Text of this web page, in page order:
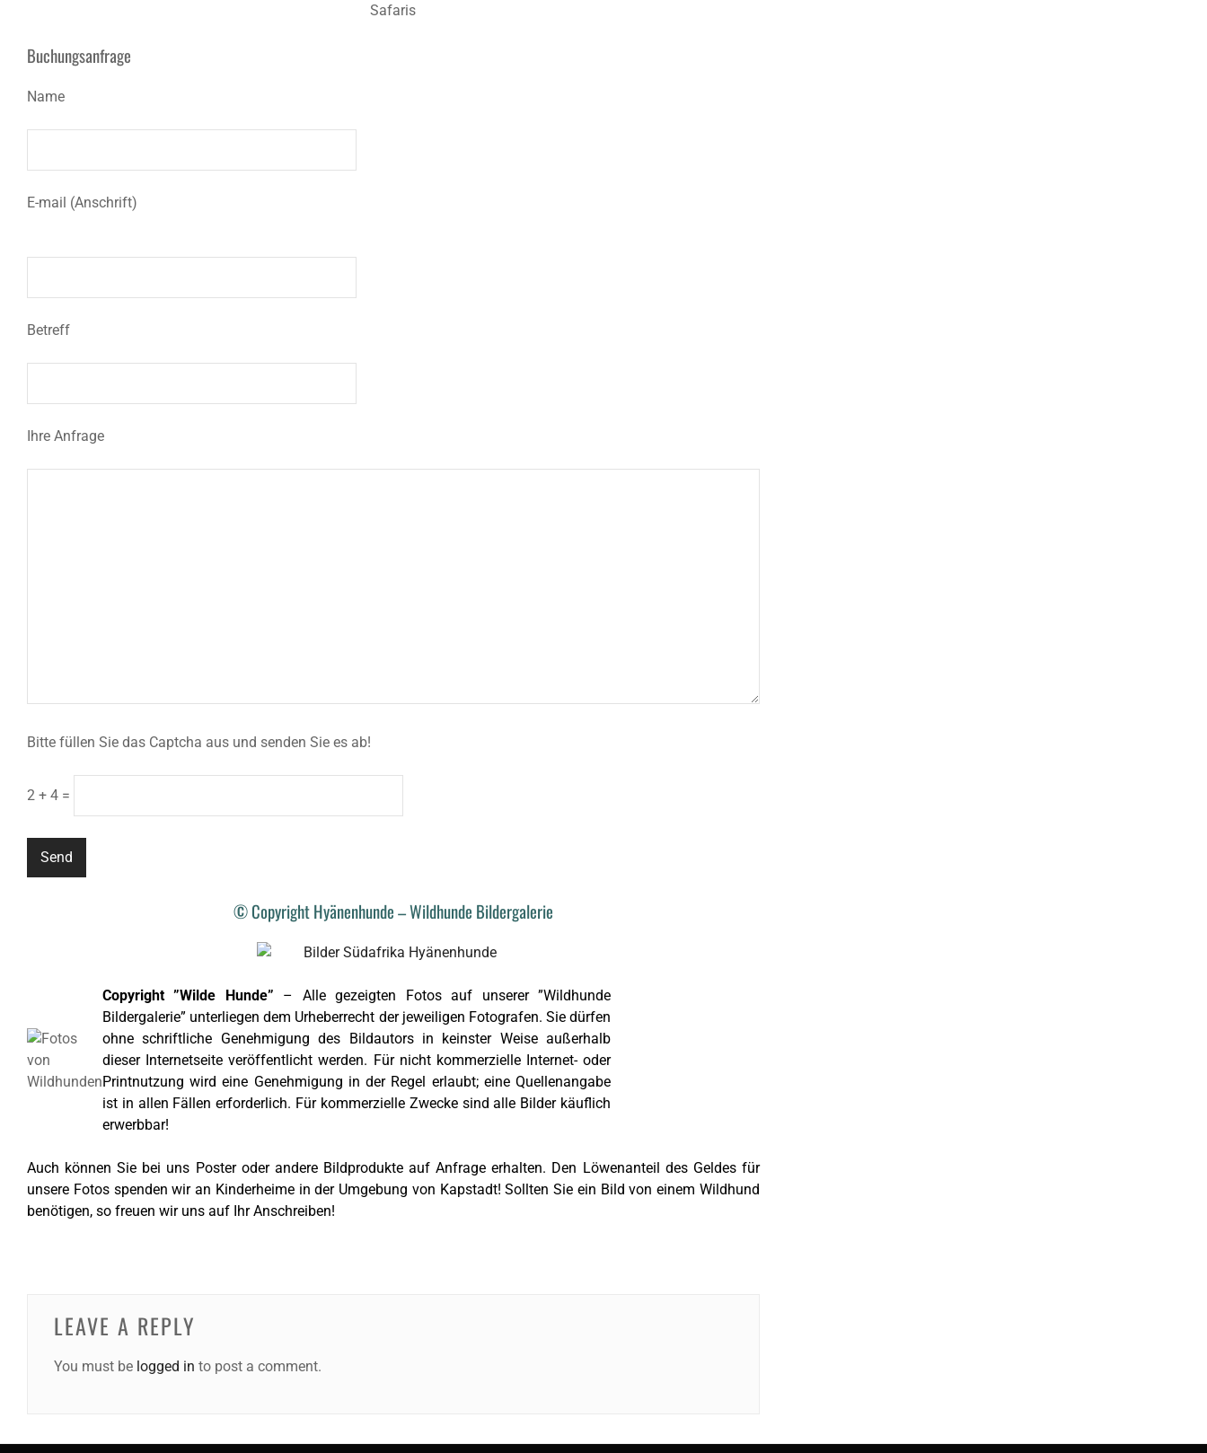
Buchungsanfrage
Name
E-mail (Anschrift)
Betreff
Ihre Anfrage
Bitte füllen Sie das Captcha aus und senden Sie es ab!
2 + 4 =
© Copyright Hyänenhunde – Wildhunde Bildergalerie
Copyright ”Wilde Hunde” – Alle gezeigten Fotos auf unserer ”Wildhunde
Bildergalerie” unterliegen dem Urheberrecht der jeweiligen Fotografen. Sie dürfen
ohne schriftliche Genehmigung des Bildautors in keinster Weise außerhalb
dieser Internetseite veröffentlicht werden. Für nicht kommerzielle Internet- oder
Printnutzung wird eine Genehmigung in der Regel erlaubt; eine Quellenangabe
ist in allen Fällen erforderlich. Für kommerzielle Zwecke sind alle Bilder käuflich
erwerbbar!
Auch können Sie bei uns Poster oder andere Bildprodukte auf Anfrage erhalten. Den Löwenanteil des Geldes für
unsere Fotos spenden wir an Kinderheime in der Umgebung von Kapstadt! Sollten Sie ein Bild von einem Wildhund
benötigen, so freuen wir uns auf Ihr Anschreiben!
LEAVE A REPLY
You must be logged in to post a comment.